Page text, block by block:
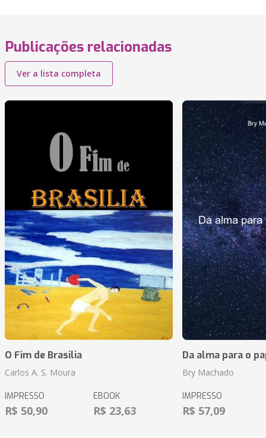
Publicações relacionadas
Ver a lista completa
O Fim de Brasilia
Carlos A. S. Moura
IMPRESSO
R$ 50,90
EBOOK
R$ 23,63
Da alma para o
Bry Machado
IMPRESSO
R$ 57,09